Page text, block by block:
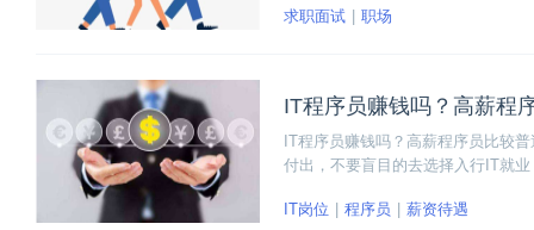
略，感兴趣的朋友可以接着看下去。
求职面试 职场
IT程序员赚钱吗？高薪程
IT程序员赚钱吗？高薪程序员比较
付出，不要盲目的去选择入行IT就
IT岗位
程序员 薪资待遇